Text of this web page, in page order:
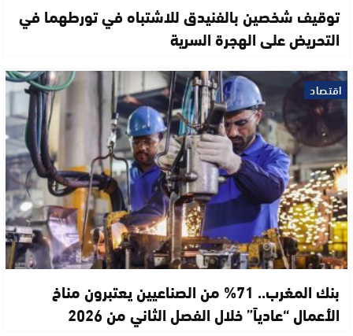
توقيف شخصين بالفنيدق للاشتباه في تورطهما في
التحريض على الهجرة السرية
اقتصاد
بنك المغرب.. 71% من الصناعيين يعتبرون مناخ
الأعمال “عادياً” خلال الفصل الثاني من 2026